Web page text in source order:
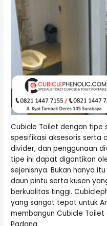
Cubicle Toilet dengan tipe
spesifikasi aksesoris serta
divider, dan penggunaan
tipe ini dapat digantikan
sejenisnya. Bukan hanya
daun pintu serta kusen
berkualitas tinggi.
yang sangat tepat untuk
membangun Cubicle